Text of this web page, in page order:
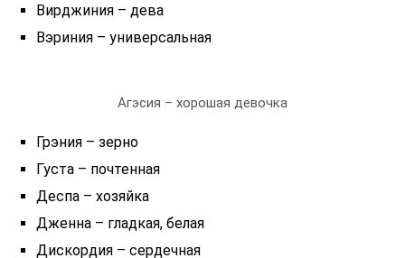
Вирджиния – дева
Вэриния – универсальная
Агэсия – хорошая девочка
Грэния – зерно
Густа – почтенная
Деспа – хозяйка
Дженна – гладкая, белая
Дискордия – сердечная